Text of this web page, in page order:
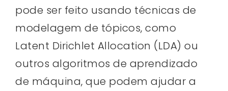
pode ser feito usando técnicas de
modelagem de tópicos, como
Latent Dirichlet Allocation (LDA) ou
outros algoritmos de aprendizado
de máquina, que podem ajudar a